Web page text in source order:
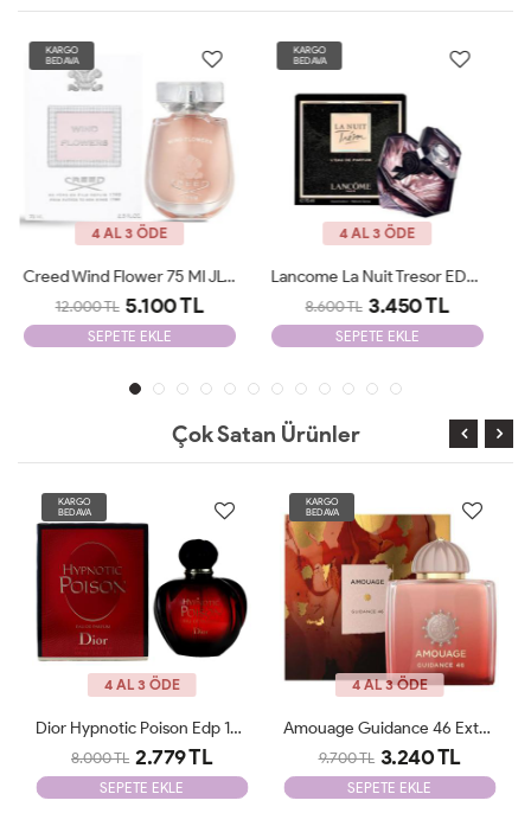
KARGO
BEDAVA
4 AL 3 ÖDE
Lancome La Nuit Tresor EDP 100 Ml JLT Woman
8.600 TL 3.450 TL
SEPETE EKLE
KARGO
BEDAVA
4 AL 3 ÖDE
6.500 TL 2.205 TL
SEPETE EKLE
Çok Satan Ürünler
KARGO
BEDAVA
4 AL 3 ÖDE
Amouage Guidance 46 Extrait De Parfum JLT
9.700 TL 3.240 TL
SEPETE EKLE
KARGO
BEDAVA
4 AL 3 ÖDE
Parfums De Marly Delina EDP 75 Ml JLT
8.700 TL 2.500 TL
SEPETE EKLE